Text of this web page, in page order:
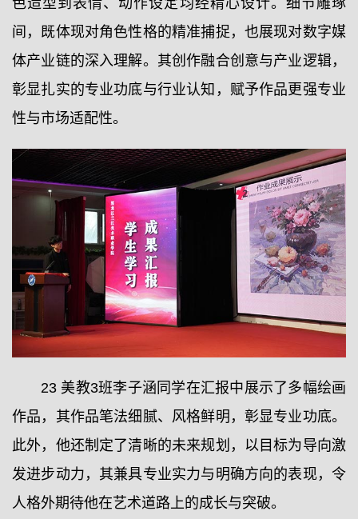
间，既体现对角色性格的精准捕捉，也展现对数字媒
体产业链的深入理解。其创作融合创意与产业逻辑，
彰显扎实的专业功底与行业认知，赋予作品更强专业
性与市场适配性。
23 美教3班李子涵同学在汇报中展示了多幅绘画
作品，其作品笔法细腻、风格鲜明，彰显专业功底。
此外，他还制定了清晰的未来规划，以目标为导向激
发进步动力，其兼具专业实力与明确方向的表现，令
人格外期待他在艺术道路上的成长与突破。